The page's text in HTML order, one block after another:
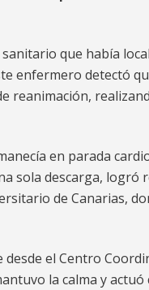
que había
enfermero detectó
reanimación,
en parada
sola descarga, logró
de Canarias,
el Centro
la calma y actuó